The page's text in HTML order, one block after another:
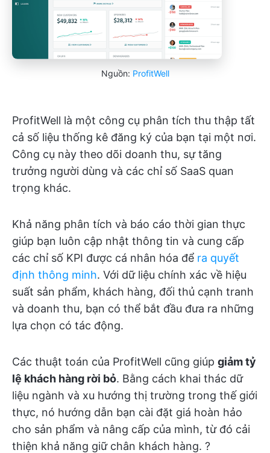
Nguồn: ProfitWell
ProfitWell là một công cụ phân tích thu thập tất
cả số liệu thống kê đăng ký của bạn tại một nơi.
Công cụ này theo dõi doanh thu, sự tăng
trưởng người dùng và các chỉ số SaaS quan
trọng khác.
Khả năng phân tích và báo cáo thời gian thực
giúp bạn luôn cập nhật thông tin và cung cấp
các chỉ số KPI được cá nhân hóa để ra quyết
định thông minh. Với dữ liệu chính xác về hiệu
suất sản phẩm, khách hàng, đối thủ cạnh tranh
và doanh thu, bạn có thể bắt đầu đưa ra những
lựa chọn có tác động.
Các thuật toán của ProfitWell cũng giúp giảm tỷ
lệ khách hàng rời bỏ. Bằng cách khai thác dữ
liệu ngành và xu hướng thị trường trong thế giới
thực, nó hướng dẫn bạn cài đặt giá hoàn hảo
cho sản phẩm và nâng cấp của mình, từ đó cải
thiện khả năng giữ chân khách hàng. ?️